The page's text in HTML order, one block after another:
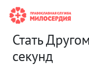
Стать
секунд